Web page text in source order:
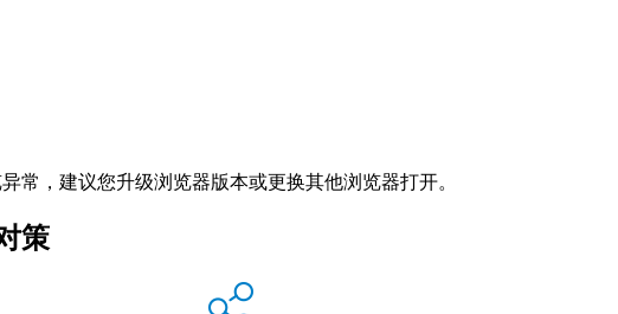
常，建议您升级浏览器版本或更换其他浏览器打开。
策